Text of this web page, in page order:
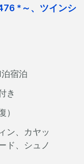
*～、ツインシ
宿泊
き
）
ン、カヤッ
ド、シュノ